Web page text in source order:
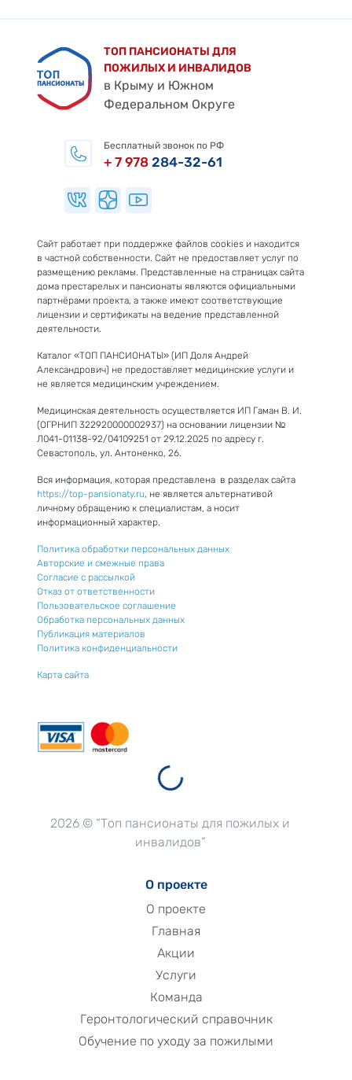
ТОП ПАНСИОНАТЫ ДЛЯ
ПОЖИЛЫХ И ИНВАЛИДОВ
в Крыму и Южном
Федеральном Округе
Бесплатный звонок по РФ
+ 7 978284-32-61
Сайт работает при поддержке файлов cookies и находится
в частной собственности. Сайт не предоставляет услуг по
размещению рекламы. Представленные на страницах сайта
дома престарелых и пансионаты являются официальными
партнёрами проекта, а также имеют соответствующие
лицензии и сертификаты на ведение представленной
деятельности.
Каталог «ТОП ПАНСИОНАТЫ» (ИП Доля Андрей
Александрович) не предоставляет медицинские услуги и
не является медицинским учреждением.
Медицинская деятельность осуществляется ИП Гаман В. И.
(ОГРНИП 322920000002937) на основании лицензии №
Л041-01138-92/04109251 от 29.12.2025 по адресу г.
Севастополь, ул. Антоненко, 26.
Вся информация, которая представлена в разделах сайта
https://top-pansionaty.ru, не является альтернативой
личному обращению к специалистам, а носит
информационный характер.
Политика обработки персональных данных
Авторские и смежные права
Согласие с рассылкой
Отказ от ответственности
Пользовательское соглашение
Обработка персональных данных
Публикация материалов
Политика конфиденциальности
Карта сайта
2026 © “Топ пансионаты для пожилых и
инвалидов”
О проекте
О проекте
Главная
Акции
Услуги
Команда
Геронтологический справочник
Обучение по уходу за пожилыми